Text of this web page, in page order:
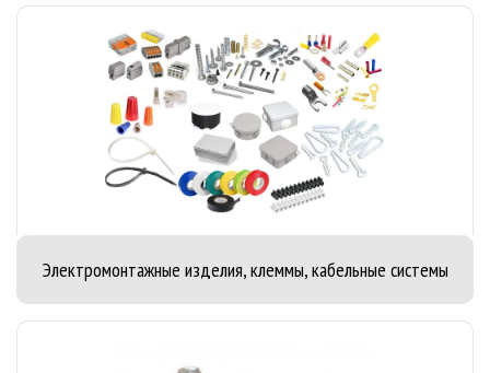
Электромонтажные изделия, клеммы, кабельные системы